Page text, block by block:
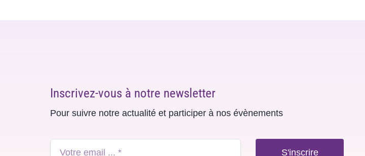
Inscrivez-vous à notre newsletter
Pour suivre notre actualité et participer à nos évènements
S'inscrire